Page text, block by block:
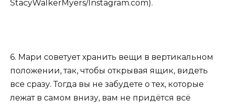
StacyWalkerMyers/Instagram.com).
6. Мари советует хранить вещи в вертикальном
положении, так, чтобы открывая ящик, видеть
все сразу. Тогда вы не забудете о тех, которые
лежат в самом внизу, вам не придётся всё